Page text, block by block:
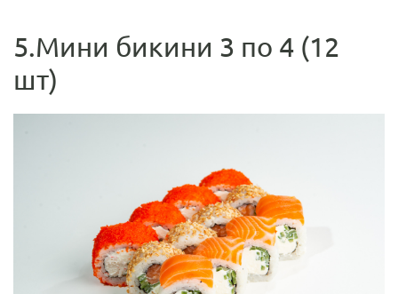
5.Мини бикини 3 по 4 (12
шт)